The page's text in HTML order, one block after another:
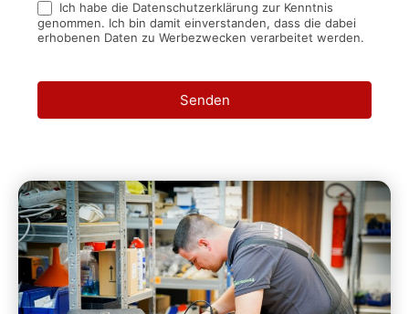
Ich habe die Datenschutzerklärung zur Kenntnis
genommen. Ich bin damit einverstanden, dass die dabei
erhobenen Daten zu Werbezwecken verarbeitet werden.
Senden